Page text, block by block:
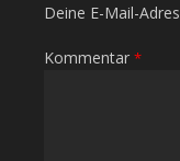
Deine E-Mail-
Kommentar *